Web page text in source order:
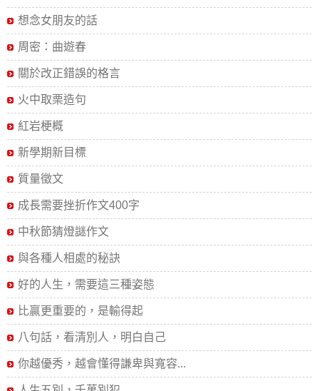
想念女朋友的話
周密：曲遊春
關於改正錯誤的格言
火中取栗造句
紅岩梗概
新學期新目標
質量徵文
成長需要挫折作文400字
中秋節猜燈謎作文
與各種人相處的秘訣
好的人生，需要這三種姿態
比贏更重要的，是輸得起
八句話，看清別人，明白自己
你越優秀，越會懂得謙卑與寬容...